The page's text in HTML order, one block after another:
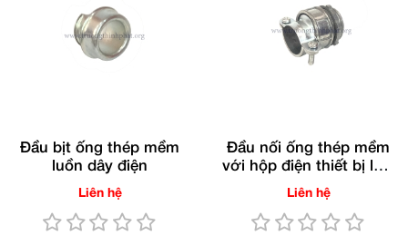
Đầu bịt ống thép mềm
luồn dây điện
Liên hệ
Đầu nối ống thép mềm
với hộp điện thiết bị loại
2 vít
Liên hệ